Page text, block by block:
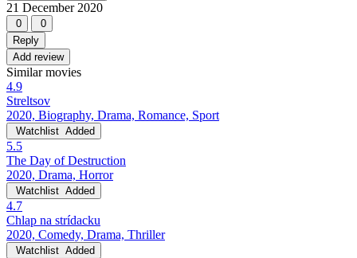
21 December 2020
0
0
Reply
Add review
Similar movies
4.9
Streltsov
2020, Biography, Drama, Romance, Sport
Watchlist Added
5.5
The Day of Destruction
2020, Drama, Horror
Watchlist Added
4.7
Chlap na strídacku
2020, Comedy, Drama, Thriller
Watchlist Added